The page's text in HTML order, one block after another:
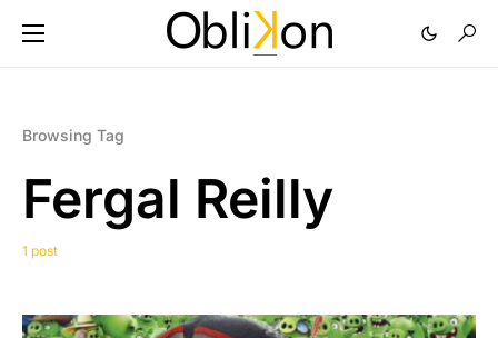
Browsing Tag
Fergal Reilly
1 post